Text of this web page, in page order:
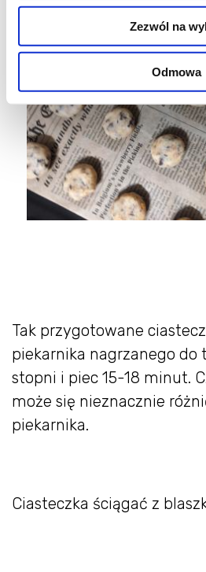
Zezwól na
Odmowa
Tak przygotowane
piekarnika nagrzanego do
stopni i piec 15-18 minut.
może się nieznacznie
piekarnika.
Ciasteczka ściągać z